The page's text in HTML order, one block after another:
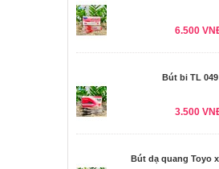
6.500
Bút bi TL
3.500
Bút dạ quang Toyo